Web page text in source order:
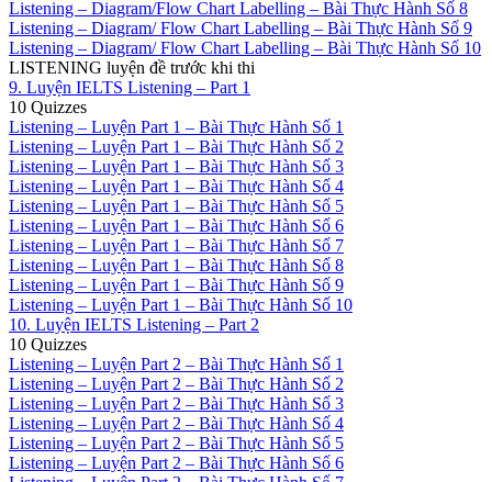
Listening – Diagram/Flow Chart Labelling – Bài Thực Hành Số 8
Listening – Diagram/ Flow Chart Labelling – Bài Thực Hành Số 9
Listening – Diagram/ Flow Chart Labelling – Bài Thực Hành Số 10
LISTENING luyện đề trước khi thi
9. Luyện IELTS Listening – Part 1
10 Quizzes
Listening – Luyện Part 1 – Bài Thực Hành Số 1
Listening – Luyện Part 1 – Bài Thực Hành Số 2
Listening – Luyện Part 1 – Bài Thực Hành Số 3
Listening – Luyện Part 1 – Bài Thực Hành Số 4
Listening – Luyện Part 1 – Bài Thực Hành Số 5
Listening – Luyện Part 1 – Bài Thực Hành Số 6
Listening – Luyện Part 1 – Bài Thực Hành Số 7
Listening – Luyện Part 1 – Bài Thực Hành Số 8
Listening – Luyện Part 1 – Bài Thực Hành Số 9
Listening – Luyện Part 1 – Bài Thực Hành Số 10
10. Luyện IELTS Listening – Part 2
10 Quizzes
Listening – Luyện Part 2 – Bài Thực Hành Số 1
Listening – Luyện Part 2 – Bài Thực Hành Số 2
Listening – Luyện Part 2 – Bài Thực Hành Số 3
Listening – Luyện Part 2 – Bài Thực Hành Số 4
Listening – Luyện Part 2 – Bài Thực Hành Số 5
Listening – Luyện Part 2 – Bài Thực Hành Số 6